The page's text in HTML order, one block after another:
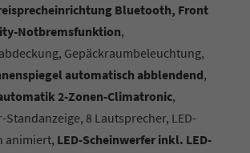
Bluetooth, Front
Notbremsfunktion,
Gepäckraumbeleuchtung,
automatisch abblendend,
2-Zonen-Climatronic,
Standanzeige, 8 Lautsprecher, LED-
animiert, LED-Scheinwerfer inkl. LED-